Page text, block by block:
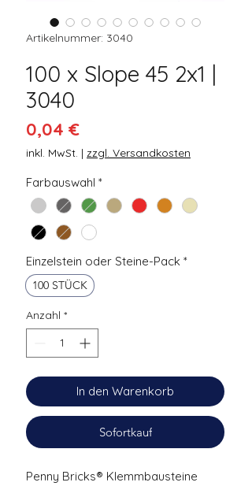
Artikelnummer: 3040
100 x Slope 45 2x1 |
3040
0,04 €Preis
inkl. MwSt. | zzgl. Versandkosten
Farbauswahl *
Einzelstein oder Steine-Pack *
100 STÜCK
Anzahl *
In den Warenkorb
Sofortkauf
Penny Bricks® Klemmbausteine